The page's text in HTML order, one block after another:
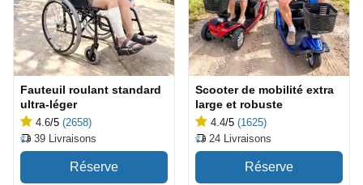
Fauteuil roulant standard
ultra-léger
4.6/5 (2658)
39 Livraisons
Scooter de mobilité extra
large et robuste
4.4/5 (1625)
24 Livraisons